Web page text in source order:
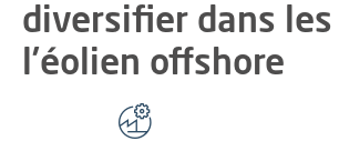
diversifier dans les
l’éolien offshore